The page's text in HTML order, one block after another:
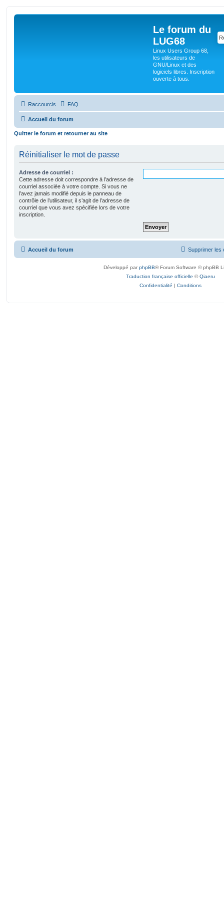
Le forum du
LUG68
Linux Users Group 68,
les utilisateurs de
GNU/Linux et des
logiciels libres. Inscription
ouverte à tous.
Raccourcis FAQ
Accueil du forum
Quitter le forum et retourner au site
Réinitialiser le mot de passe
Adresse de courriel :
Cette adresse doit correspondre à l’adresse de
courriel associée à votre compte. Si vous ne
l’avez jamais modifié depuis le panneau de
contrôle de l’utilisateur, il s’agit de l’adresse de
courriel que vous avez spécifiée lors de votre
inscription.
Accueil du forum Supprimer les
Développé parphpBB® Forum Software © phpBB
Traduction française officielle ©Qiaeru
Confidentialité | Conditions